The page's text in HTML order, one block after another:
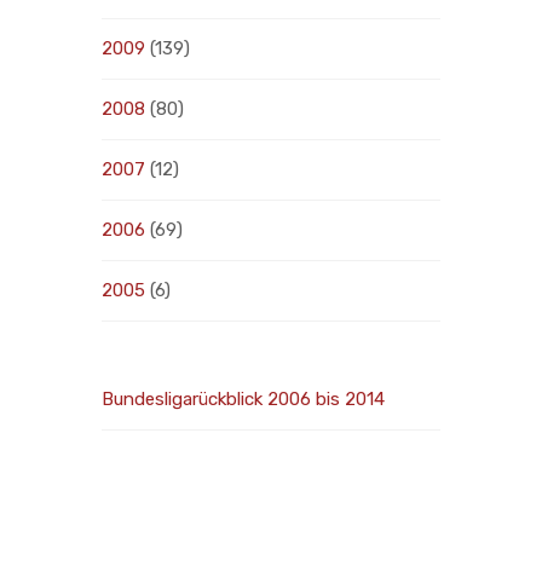
2009 (139)
2008 (80)
2007 (12)
2006 (69)
2005 (6)
Bundesligarückblick 2006 bis 2014